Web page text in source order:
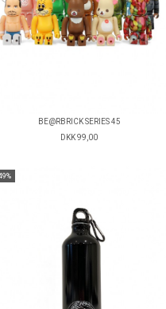
BE@RBRICK SERIES 45
DKK 99,00